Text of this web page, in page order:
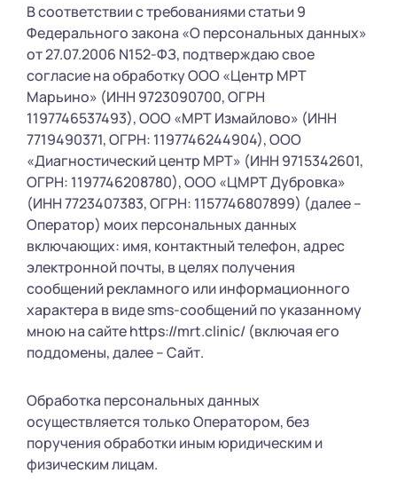
В соответствии с требованиями статьи 9
Федерального закона «О персональных данных»
от 27.07.2006 N152-ФЗ, подтверждаю свое
согласие на обработку ООО «Центр МРТ
Марьино» (ИНН 9723090700, ОГРН
1197746537493), ООО «МРТ Измайлово» (ИНН
7719490371, ОГРН: 1197746244904), ООО
«Диагностический центр МРТ» (ИНН 9715342601,
ОГРН: 1197746208780), ООО «ЦМРТ Дубровка»
(ИНН 7723407383, ОГРН: 1157746807899) (далее –
Оператор) моих персональных данных
включающих: имя, контактный телефон, адрес
электронной почты, в целях получения
сообщений рекламного или информационного
характера в виде sms-сообщений по указанному
мною на сайте https://mrt.clinic/ (включая его
поддомены, далее – Сайт.
Обработка персональных данных
осуществляется только Оператором, без
поручения обработки иным юридическим и
физическим лицам.